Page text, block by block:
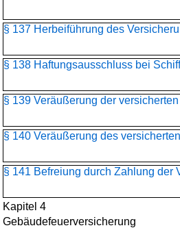
§ 137 Herbeiführung des
§ 138 Haftungsausschluss bei
§ 139 Veräußerung der
§ 140 Veräußerung des
§ 141 Befreiung durch Zahlung der
Kapitel 4
Gebäudefeuerversicherung